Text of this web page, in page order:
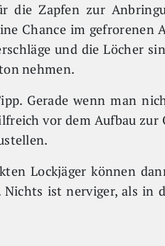
die Zapfen zur
Chance im gefrorenen
und die Löcher
nehmen.
Gerade wenn man
vor dem Aufbau
Lockjäger können
Nichts ist nerviger, als in